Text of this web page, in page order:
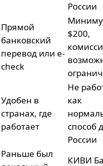
России
Прямой
банковский
перевод или e-
check
$200,
Удобен в
странах, где
работает
Не
как
способ
России
Раньше был
КИВИ